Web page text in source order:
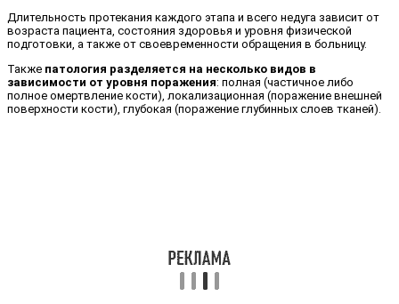
Длительность протекания каждого этапа и всего недуга зависит от
возраста пациента, состояния здоровья и уровня физической
подготовки, а также от своевременности обращения в больницу.
Также патология разделяется на несколько видов в
зависимости от уровня поражения: полная (частичное либо
полное омертвление кости), локализационная (поражение внешней
поверхности кости), глубокая (поражение глубинных слоев тканей).